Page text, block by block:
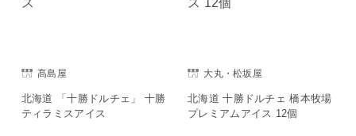
髙島屋
北海道 「十勝ドルチェ」 十勝
ティラミスアイス
大丸・松坂屋
北海道 十勝ドルチェ 橋本牧場
プレミアムアイス 12個